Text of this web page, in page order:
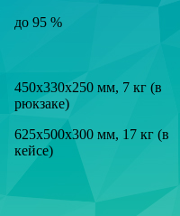
до 95 %
450х330х250 мм, 7 кг (в
рюкзаке)
625х500х300 мм, 17 кг (в
кейсе)